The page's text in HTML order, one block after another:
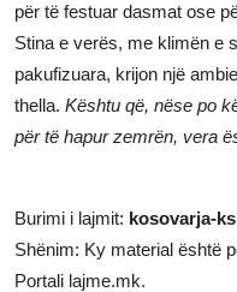
për të festuar dasmat ose
Stina e verës, me klimën e
pakufizuara, krijon një
thella. Kështu që, nëse po
për të hapur zemrën, vera
Burimi i lajmit: kosovarja-
Shënim: Ky material është
Portali lajme.mk.